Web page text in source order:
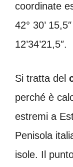
coordinate
42° 30’
12’34’21,5″.
Si tratta del
perché è
estremi a
Penisola
isole. Il